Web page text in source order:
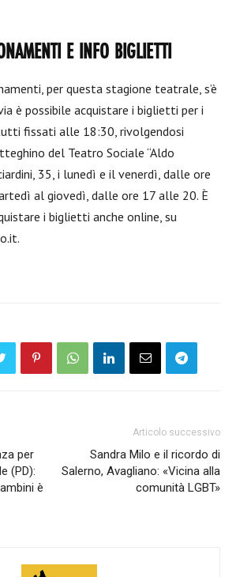
E INFO BIGLIETTI
per questa stagione teatrale, s’è
è possibile acquistare i biglietti per i
fissati alle 18:30, rivolgendosi
del Teatro Sociale “Aldo
35, i lunedì e il venerdì, dalle ore
al giovedì, dalle ore 17 alle 20. È
i biglietti anche online, su
per
(PD):
è
Articolo successivo
Sandra Milo e il ricordo di
Salerno, Avagliano: «Vicina alla
comunità LGBT»